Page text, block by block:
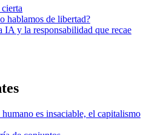
hablamos de libertad?
y la responsabilidad que recae
humano es insaciable, el capitalismo